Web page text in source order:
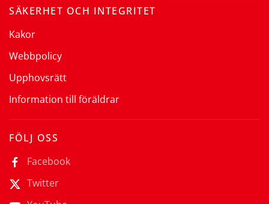
SÄKERHET OCH INTEGRITET
Kakor
Webbpolicy
Upphovsrätt
Information till föräldrar
FÖLJ OSS
Facebook
Twitter